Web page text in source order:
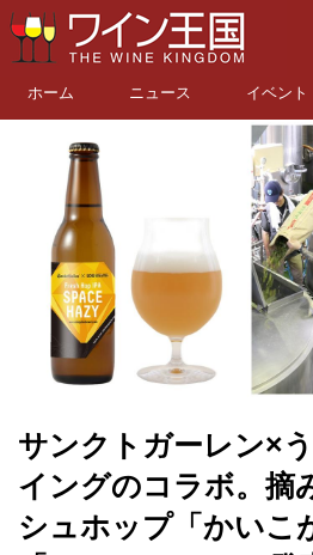
ホーム ニュース イベント
サンクトガーレン×
イングのコラボ。摘
シュホップ「かいこ